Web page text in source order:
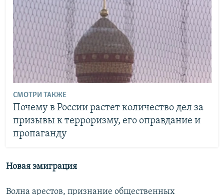
СМОТРИ ТАКЖЕ
Почему в России растет количество дел за
призывы к терроризму, его оправдание и
пропаганду
Новая эмиграция
Волна арестов, признание общественных